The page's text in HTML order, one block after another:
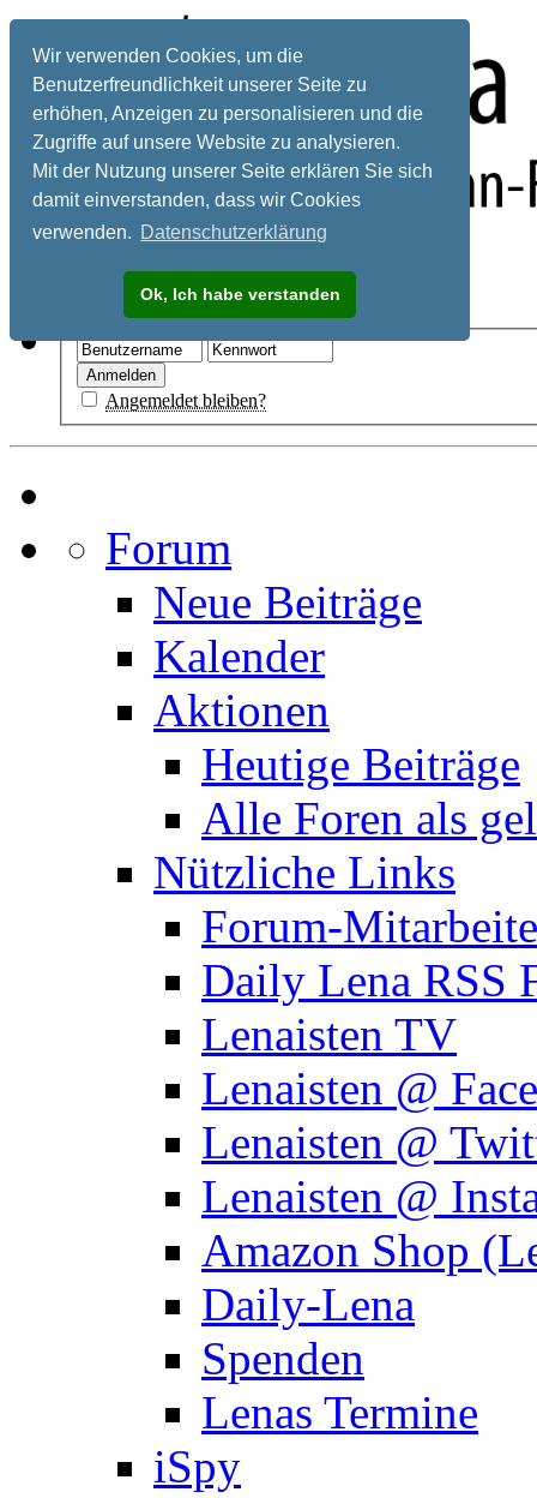
Wir verwenden Cookies, um die
Benutzerfreundlichkeit unserer Seite zu
erhöhen, Anzeigen zu personalisieren und die
Zugriffe auf unsere Website zu analysieren.
Mit der Nutzung unserer Seite erklären Sie sich
damit einverstanden, dass wir Cookies
verwenden. Datenschutzerklärung
Ok, Ich habe verstanden
Registrieren
Angemeldet bleiben?
Forum
Neue Beiträge
Kalender
Aktionen
Heutige Beiträge
Alle Foren als
Nützliche Links
Forum-
Daily Lena RSS
Lenaisten TV
Lenaisten @
Lenaisten @
Lenaisten @
Amazon Shop
Daily-Lena
Spenden
Lenas Termine
iSpy